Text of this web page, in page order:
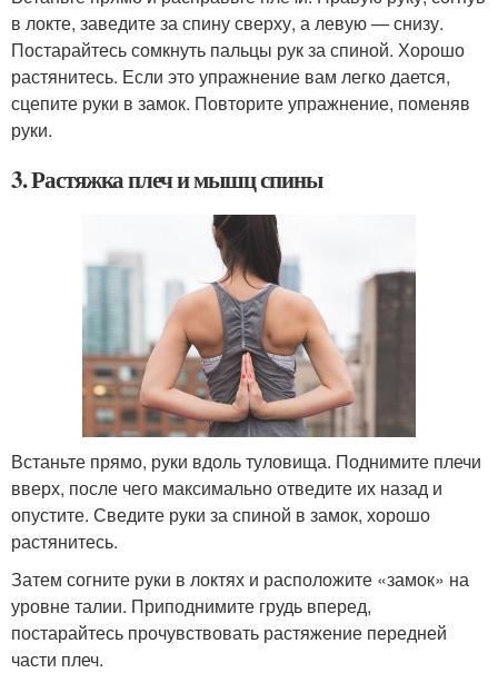
в локте, заведите за спину сверху, а левую — снизу.
Постарайтесь сомкнуть пальцы рук за спиной. Хорошо
растянитесь. Если это упражнение вам легко дается,
сцепите руки в замок. Повторите упражнение, поменяв
руки.
3. Растяжка плеч и мышц спины
Встаньте прямо, руки вдоль туловища. Поднимите плечи
вверх, после чего максимально отведите их назад и
опустите. Сведите руки за спиной в замок, хорошо
растянитесь.
Затем согните руки в локтях и расположите «замок» на
уровне талии. Приподнимите грудь вперед,
постарайтесь прочувствовать растяжение передней
части плеч.